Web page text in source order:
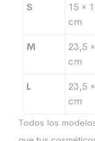
S
15 ×
cm
M
23,5
cm
L
23,5
cm
Todos los